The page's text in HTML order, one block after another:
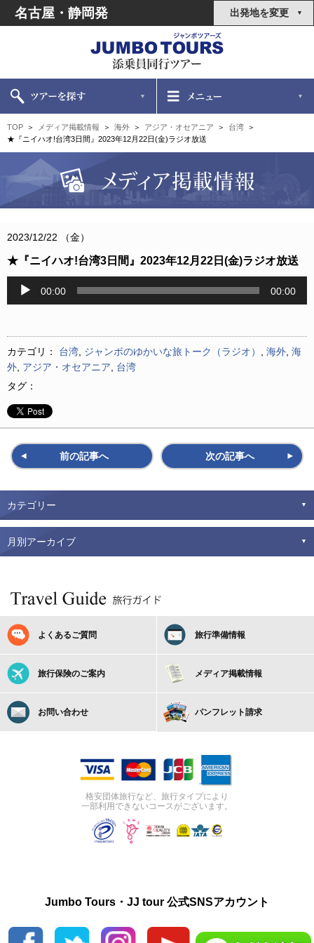
名古屋・静岡発 出発地を変更
TOP メディア掲載情報 海外 アジア・オセアニア
台湾
★『ニイハオ!台湾3日間』2023年12月22日(金)ラジオ放送
2023/12/22 （金）
★『ニイハオ!台湾3日間』2023年12月22日(金)ラジオ放送
ヤ
ー
00:00 00:00
カテゴリ： 台湾 ジャンボのゆかいな旅トーク（ラジオ） 海外 海
外 アジア・オセアニア
台湾
タグ：
前の記事へ 次の記事へ
カテゴリー
月別アーカイブ
よくあるご質問 旅行準備情報
旅行保険のご案内 メディア掲載情報
お問い合わせ パンフレット請求
格安団体旅行など、旅行タイプにより
一部利用できないコースがございます。
Jumbo Tours・JJ tour 公式SNSアカウント